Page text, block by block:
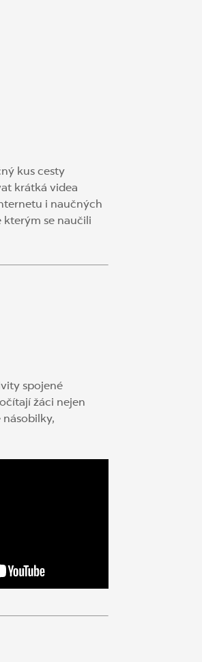
kus cesty
krátká videa
i naučných
kterým se naučili
spojené
žáci nejen